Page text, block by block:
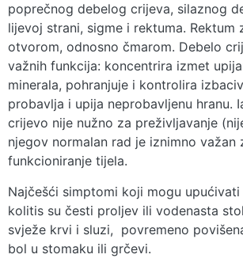
poprečnog debelog crijeva, silaznog
lijevoj strani, sigme i rektuma. Rektum
otvorom, odnosno čmarom. Debelo
važnih funkcija: koncentrira izmet
minerala, pohranjuje i kontrolira
probavlja i upija neprobavljenu hranu.
crijevo nije nužno za preživljavanje
njegov normalan rad je iznimno važan
funkcioniranje tijela.
Najčešći simptomi koji mogu upućivati
kolitis su česti proljev ili vodenasta
svježe krvi i sluzi, povremeno
bol u stomaku ili grčevi.